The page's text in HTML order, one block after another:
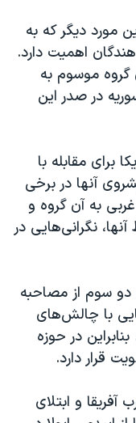
مورد دیگر که به
اهمیت دارد.
گروه موسوم به
در صدر این
برای مقابله با
آنها در برخی
به آن گروه و
نگرانی‌هایی در
سوم از مصاحبه
با چالش‌های
در حوزه
قرار دارد.
آفریقا و ابتلای